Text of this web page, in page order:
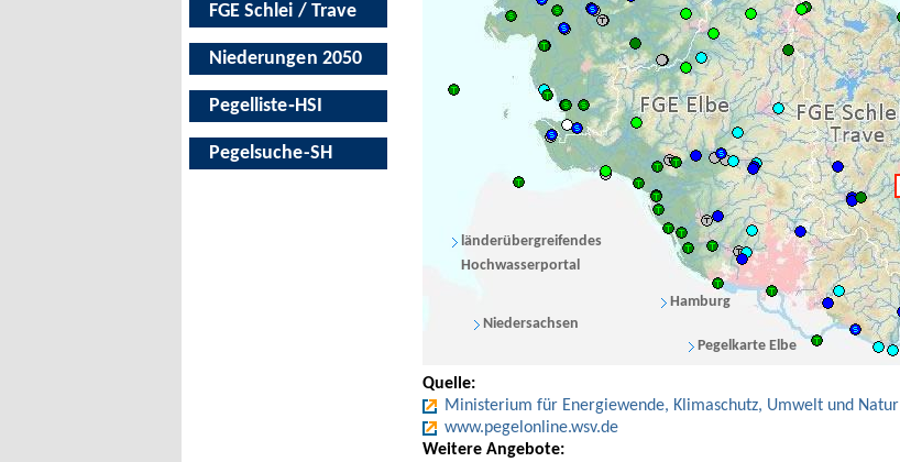
FGE Schlei / Trave
Niederungen 2050
Pegelliste‑HSI
Pegelsuche-SH
Pegelkarte Elbe
Niedersachsen
Hamburg
länderübergreifendes
Hochwasserportal
Quelle:
Ministerium für Energiewende, Klimaschutz, Umwelt und Natur
www.pegelonline.wsv.de
Weitere Angebote: